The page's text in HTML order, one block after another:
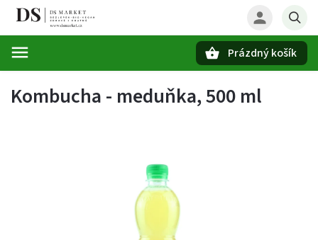
Prázdný košík
Kombucha - meduňka, 500 ml